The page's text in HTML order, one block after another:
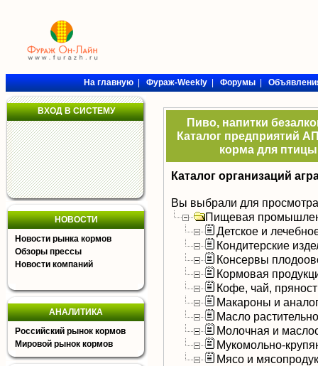
На главную|Фураж-Weekly|Форумы|
ВХОД В СИСТЕМУ
НОВОСТИ
Новости рынка кормов
Обзоры прессы
Новости компаний
АНАЛИТИКА
Российский рынок кормов
Мировой рынок кормов
Пиво, напитки
Каталог предприятий
корма для
Каталог организаций
Вы выбрали для
Пищевая
Детское и
Кондитерские
Консервы
Кормовая
Кофе, чай,
Макароны и
Масло
Молочная и
Мукомольно-
Мясо и